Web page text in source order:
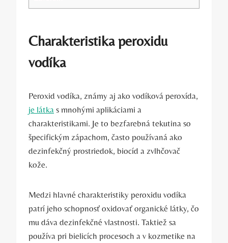
Charakteristika peroxidu
vodíka
Peroxid vodíka, známy aj ako vodíková peroxída,
je látka s mnohými aplikáciami a
charakteristikami. Je to bezfarebná tekutina so
špecifickým zápachom, často používaná ako
dezinfekčný prostriedok, biocíd a zvlhčovač
kože.
Medzi hlavné charakteristiky peroxidu vodíka
patrí jeho schopnosť oxidovať organické látky, čo
mu dáva dezinfekčné vlastnosti. Taktiež sa
používa pri bielicích procesoch a v kozmetike na